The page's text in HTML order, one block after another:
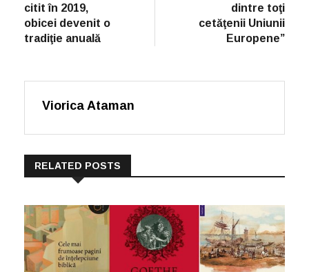
citit în 2019,
obicei devenit o
tradiţie anuală
dintre toţi
cetăţenii Uniunii
Europene”
Viorica Ataman
RELATED POSTS